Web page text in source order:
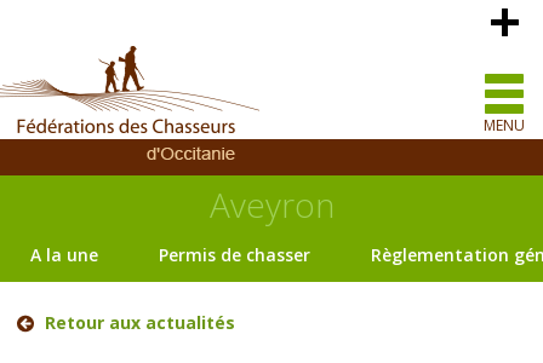
MENU
Aveyron
A la une Permis de chasser Règlementation
Retour aux actualités